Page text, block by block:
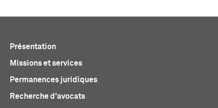
Présentation
Missions et services
Permanences juridiques
Recherche d'avocats